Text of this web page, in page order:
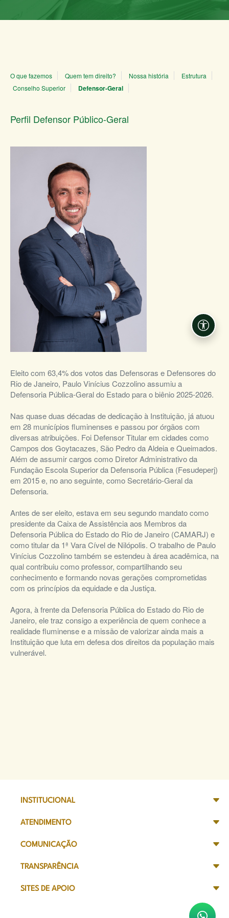
O que fazemos Quem tem direito? Nossa história
Estrutura
Conselho Superior
Defensor-Geral
Perfil Defensor Público-Geral
Eleito com 63,4% dos votos das Defensoras e Defensores do
Rio de Janeiro, Paulo Vinícius Cozzolino assumiu a
Defensoria Pública-Geral do Estado para o biênio 2025-2026.
Nas quase duas décadas de dedicação à Instituição, já atuou
em 28 municípios fluminenses e passou por órgãos com
diversas atribuições. Foi Defensor Titular em cidades como
Campos dos Goytacazes, São Pedro da Aldeia e Queimados.
Além de assumir cargos como Diretor Administrativo da
Fundação Escola Superior da Defensoria Pública (Fesudeperj)
em 2015 e, no ano seguinte, como Secretário-Geral da
Defensoria.
Antes de ser eleito, estava em seu segundo mandato como
presidente da Caixa de Assistência aos Membros da
Defensoria Pública do Estado do Rio de Janeiro (CAMARJ) e
como titular da 1ª Vara Cível de Nilópolis. O trabalho de Paulo
Vinícius Cozzolino também se estendeu à área acadêmica, na
qual contribuiu como professor, compartilhando seu
conhecimento e formando novas gerações comprometidas
com os princípios da equidade e da Justiça.
Agora, à frente da Defensoria Pública do Estado do Rio de
Janeiro, ele traz consigo a experiência de quem conhece a
realidade fluminense e a missão de valorizar ainda mais a
Instituição que luta em defesa dos direitos da população mais
vulnerável.
INSTITUCIONAL
ATENDIMENTO
COMUNICAÇÃO
TRANSPARÊNCIA
SITES DE APOIO